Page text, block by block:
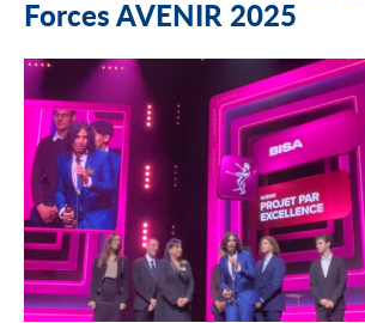
Forces AVENIR 2025